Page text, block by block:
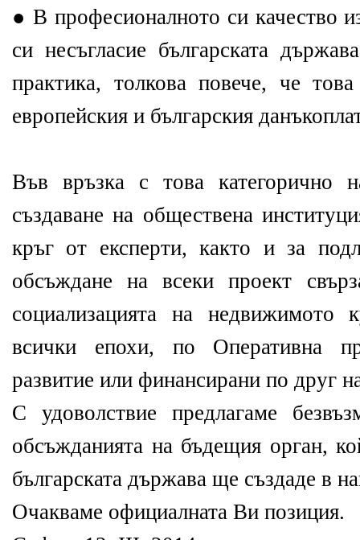
● В професионалното си качество
си несъгласие българската
практика, толкова повече, че
европейския и българския
Във връзка с това категорично
създаване на обществена
кръг от експерти, както и за
обсъждане на всеки проект
социализацията на недвижимото
всички епохи, по Оперативна
развитие или финансирани по друг
С удоволствие предлагаме
обсъжданията на бъдещия орган,
българската държава ще създаде в
Очакваме официалната Ви позиция.